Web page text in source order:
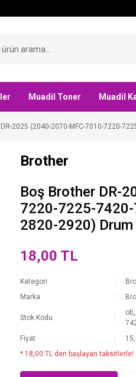
Muadil Toner Muadil
2025 (2040-2070-MFC-7010-7220-
Brother
Boş Brother DR-
7220-7225-
2820-2920) Drum
18,00 TL
Kategori
Marka
Stok Kodu
Fiyat
* 18,00 TL den başlayan taksitlerle!